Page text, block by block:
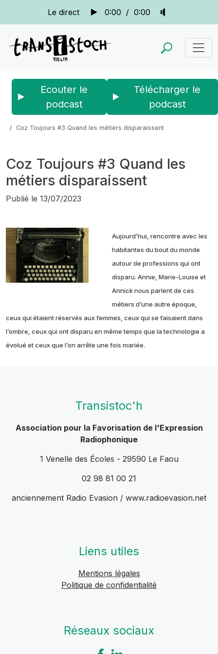
Le direct 0:00 / 0:00
Ecouter le
podcast
Télécharger le
podcast
Coz Toujours #3 Quand les métiers disparaissent
Coz Toujours #3 Quand les
métiers disparaissent
Publié le 13/07/2023
Aujourd’hui, rencontre avec les
habitantes du bout du monde
autour de professions qui ont
disparu. Annie, Marie-Louise et
Annick nous parlent de ces
métiers d’une autre époque,
ceux qui étaient réservés aux femmes, ceux qui se faisaient dans
l’ombre, ceux qui ont disparu en même temps que la technologie a
évolué et ceux que l’on arrête une fois mariée.
Transistoc'h
Association pour la Favorisation de l'Expression
Radiophonique
1 Venelle des Écoles - 29590 Le Faou
02 98 81 00 21
anciennement Radio Evasion / www.radioevasion.net
Liens utiles
Mentions légales
Politique de confidentialité
Réseaux sociaux